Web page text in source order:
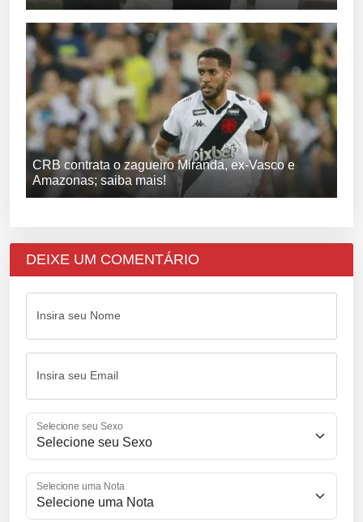
CRB contrata o zagueiro Miranda, ex-Vasco e
Amazonas; saiba mais!
DEIXE UM COMENTÁRIO
Insira seu Nome
Insira seu Email
Selecione seu Sexo
Selecione uma Nota